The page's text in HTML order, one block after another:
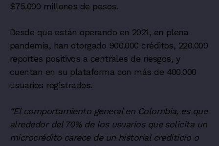
$75.000 millones de pesos.
Desde que están operando en 2021, en plena
pandemia, han otorgado 900.000 créditos, 220.000
reportes positivos a centrales de riesgos, y
cuentan en su plataforma con más de 400.000
usuarios registrados.
“El comportamiento general en Colombia, es que
alrededor del 70% de los usuarios que solicita un
microcrédito carece de un historial crediticio o